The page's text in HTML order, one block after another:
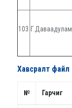
103 Г.Даваадулам
Хавсралт файл
№ Гарчиг